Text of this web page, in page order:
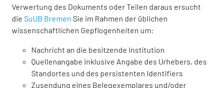
Verwertung des Dokuments oder Teilen daraus ersucht
die SuUB Bremen Sie im Rahmen der üblichen
wissenschaftlichen Gepflogenheiten um:
Nachricht an die besitzende Institution
Quellenangabe inklusive Angabe des Urhebers, des
Standortes und des persistenten Identifiers
Zusendung eines Belegexemplares und/oder